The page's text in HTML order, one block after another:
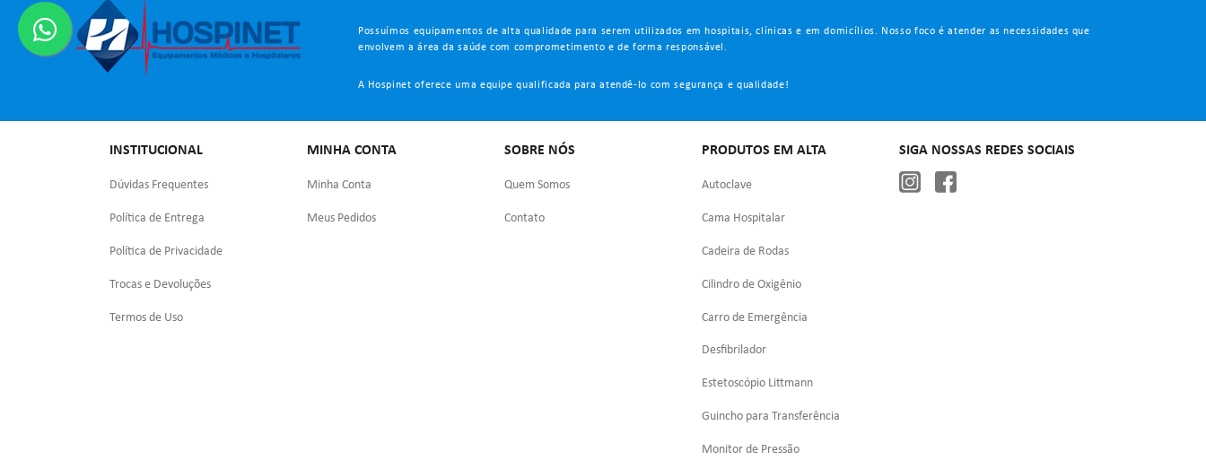
Possuímos equipamentos de alta qualidade para serem utilizados em hospitais, clínicas e em domicílios. Nosso foco é atender as necessidades que
envolvem a área da saúde com comprometimento e de forma responsável.
A Hospinet oferece uma equipe qualificada para atendê-lo com segurança e qualidade!
INSTITUCIONAL
Dúvidas Frequentes
Política de Entrega
Política de Privacidade
Trocas e Devoluções
Termos de Uso
MINHA CONTA
Minha Conta
Meus Pedidos
SOBRE NÓS
Quem Somos
Contato
PRODUTOS EM ALTA
Autoclave
Cama Hospitalar
Cadeira de Rodas
Cilindro de Oxigênio
Carro de Emergência
Desfibrilador
Estetoscópio Littmann
Guincho para Transferência
Monitor de Pressão
SIGA NOSSAS REDES SOCIAIS